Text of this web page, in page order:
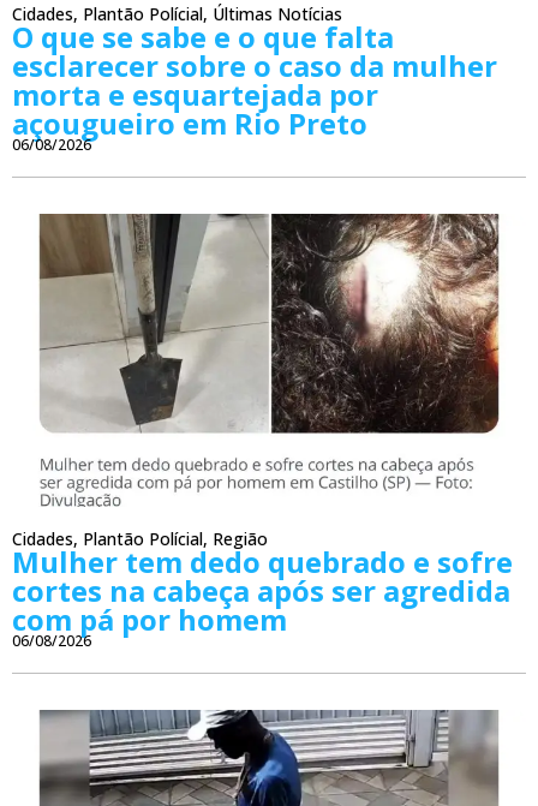
Cidades, Plantão Polícial, Últimas Notícias
O que se sabe e o que falta
esclarecer sobre o caso da mulher
morta e esquartejada por
açougueiro em Rio Preto
06/08/2026
Cidades, Plantão Polícial, Região
Mulher tem dedo quebrado e sofre
cortes na cabeça após ser agredida
com pá por homem
06/08/2026